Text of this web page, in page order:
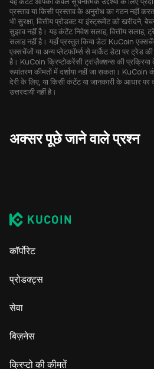
प्रस्ताव या किसी प्रस्ताव के अनुरोध का गठन नहीं
भी सुरक्षा, वित्तीय प्रोडक्ट या इंस्ट्रूमेंट को खरीदने,
सुझाव नहीं है। यह कंटेंट निवेश सलाह, वित्तीय सलाह,
सलाह नहीं है। यहाँ प्रस्तुत किया डेटा KuCoin
एक्सचेंजों या अन्य प्लेटफॉर्म्स से मार्केट डेटा पर ट्रेड
है। KuCoin क्रिप्टोकरेंसी ट्रांज़ैक्शन्स की
रूपांतरण कीमतों में दर्शाया नहीं जा सकता। KuCoin
देरी के लिए, या किसी कंटेंट या जानकारी के आधार पर
उत्तरदायी नहीं है।
अक्सर पूछे जाने वाले प्रश्न
कॉर्पोरेट
प्रोडक्ट्स
सेवा
बिज़नेस
क्रिप्टो की कीमतें